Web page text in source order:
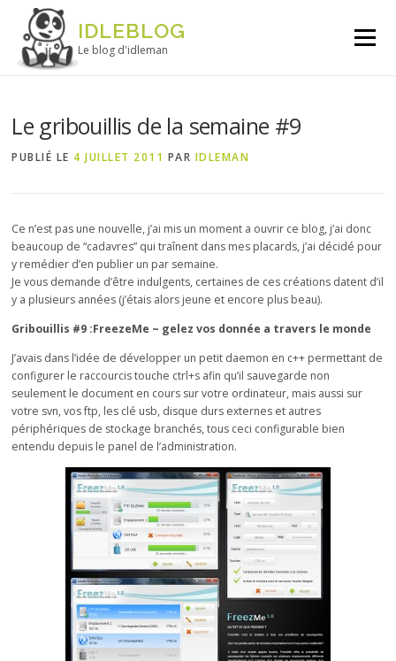
Aller au contenu
IDLEBLOG
Le blog d'idleman
Menu
Le gribouillis de la semaine #9
PUBLIÉ LE 4 JUILLET 2011 PAR IDLEMAN
Ce n’est pas une nouvelle, j’ai mis un moment a ouvrir ce blog, j’ai donc
beaucoup de “cadavres” qui traînent dans mes placards, j’ai décidé pour
y remédier d’en publier un par semaine.
Je vous demande d’être indulgents, certaines de ces créations datent d’il
y a plusieurs années (j’étais alors jeune et encore plus beau).
Gribouillis #9 :FreezeMe ~ gelez vos donnée a travers le monde
J’avais dans l’idée de développer un petit daemon en c++ permettant de
configurer le raccourcis touche ctrl+s afin qu’il sauvegarde non
seulement le document en cours sur votre ordinateur, mais aussi sur
votre svn, vos ftp, les clé usb, disque durs externes et autres
périphériques de stockage branchés, tous ceci configurable bien
entendu depuis le panel de l’administration.